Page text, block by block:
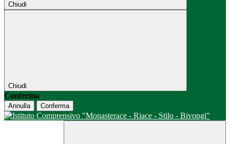
Chiudi
Chiudi
Conferma
Annulla Conferma